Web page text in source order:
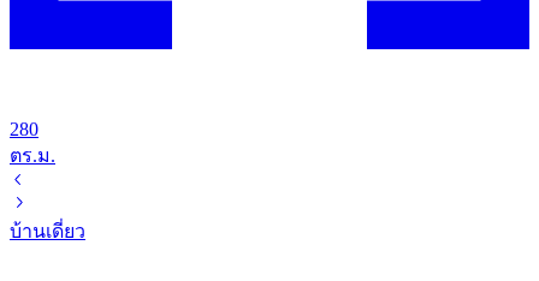
280
ตร.ม.
บ้านเดี่ยว